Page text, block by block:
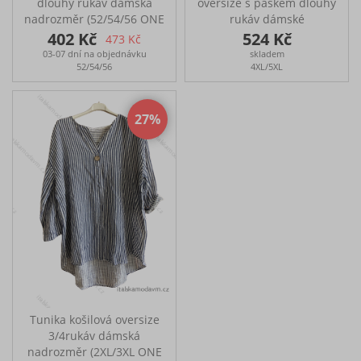
dlouhý rukáv dámská
nadrozměr (52/54/56 ONE
SIZE) ITALSKá MóDA
IMBM24057
prsa 150cm, delka 85-
95cm
402 Kč 473 Kč
03-07 dní na objednávku
52/54/56
oversize s páskem dlouhý
rukáv dámské
(M/L/XL/2XL/3XL/4XL/5XL
ONE SIZE) ITALSKÁ MÓDA
IMM23M20799/DU
Košile s netopýřími
524 Kč
skladem
4XL/5XL
27
Tunika košilová oversize
3/4rukáv dámská
nadrozměr (2XL/3XL ONE